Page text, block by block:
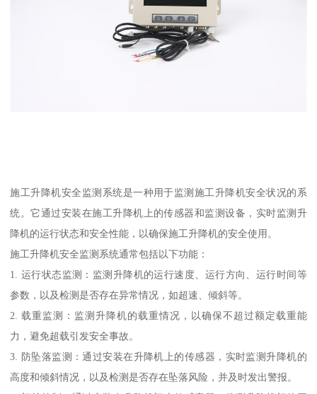
施工升降机安全监测系统是一种用于监测施工升降机安全状况的系
统。它通过安装在施工升降机上的传感器和监测设备，实时监测升
降机的运行状态和安全性能，以确保施工升降机的安全使用。
施工升降机安全监测系统通常包括以下功能：
1. 运行状态监测：监测升降机的运行速度、运行方向、运行时间等
参数，以及检测是否存在异常情况，如超速、倾斜等。
2. 载重监测：监测升降机的载重情况，以确保不超过额定载重能
力，避免超载引发安全事故。
3. 防坠落监测：通过安装在升降机上的传感器，实时监测升降机的
高度和倾斜情况，以及检测是否存在坠落风险，并及时发出警报。